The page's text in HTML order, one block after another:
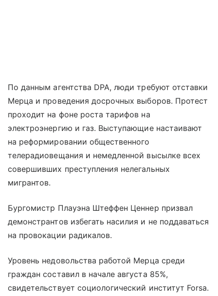
По данным агентства DPA, люди требуют отставки
Мерца и проведения досрочных выборов. Протест
проходит на фоне роста тарифов на
электроэнергию и газ. Выступающие настаивают
на реформировании общественного
телерадиовещания и немедленной высылке всех
совершивших преступления нелегальных
мигрантов.
Бургомистр Плауэна Штеффен Ценнер призвал
демонстрантов избегать насилия и не поддаваться
на провокации радикалов.
Уровень недовольства работой Мерца среди
граждан составил в начале августа 85%,
свидетельствует социологический институт Forsa.